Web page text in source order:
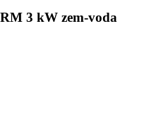
3 kW zem-voda